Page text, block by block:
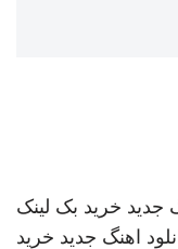
جدید خرید بک لینک
اهنگ جدید خرید